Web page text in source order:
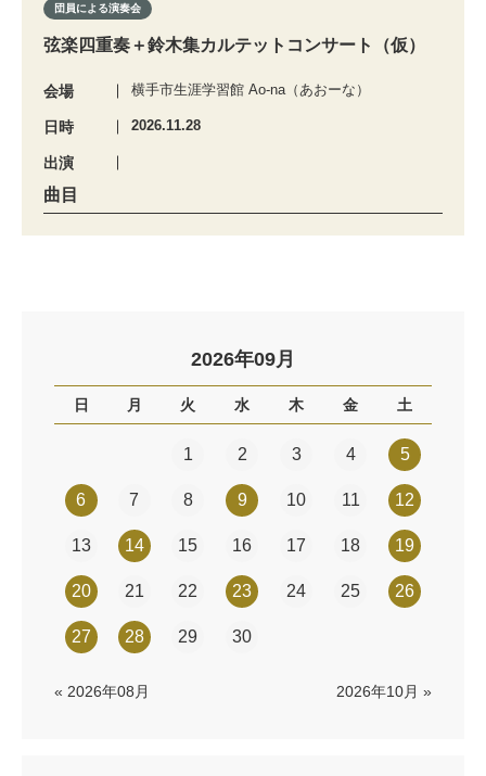
団員による演奏会
弦楽四重奏＋鈴木集カルテットコンサート（仮）
会場 横手市生涯学習館 Ao-na（あおーな）
日時 2026.11.28
出演
曲目
2026年09月
日 月 火 水 木 金 土
1 2 3 4 5
6 7 8 9 10 11 12
13 14 15 16 17 18 19
20 21 22 23 24 25 26
27 28 29 30
« 2026年08月 2026年10月 »